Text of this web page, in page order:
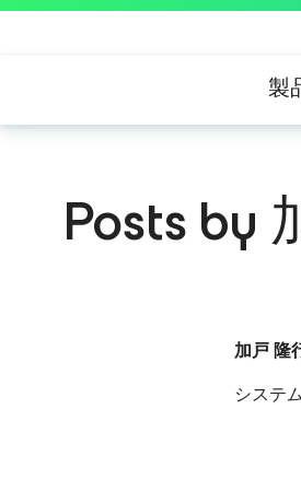
製
Posts by
加戸 隆
システ